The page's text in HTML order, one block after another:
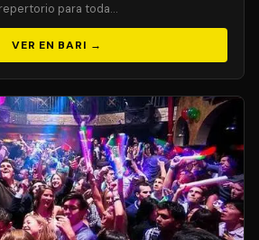
para toda…
VER EN BARI →